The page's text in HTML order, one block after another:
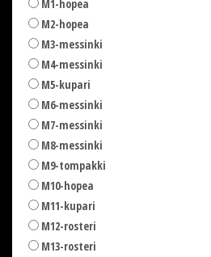
M1-hopea
M2-hopea
M3-messinki
M4-messinki
M5-kupari
M6-messinki
M7-messinki
M8-messinki
M9-tompakki
M10-hopea
M11-kupari
M12-rosteri
M13-rosteri